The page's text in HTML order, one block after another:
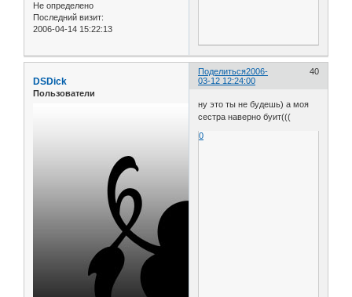
Не определено
Последний визит:
2006-04-14 15:22:13
Поделиться 40
2006-
03-12 12:24:00
DSDick
Пользователи
ну это ты не будешь) а моя
сестра наверно буит(((
0